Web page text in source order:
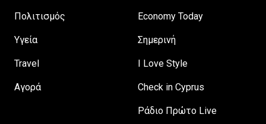
Πολιτισμός
Υγεία
Travel
Αγορά
Economy Today
Σημερινή
I Love Style
Check in Cyprus
Ράδιο Πρώτο Live